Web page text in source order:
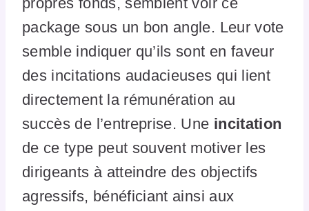
package sous un bon angle. Leur vote
semble indiquer qu’ils sont en faveur
des incitations audacieuses qui lient
directement la rémunération au
succès de l’entreprise. Une incitation
de ce type peut souvent motiver les
dirigeants à atteindre des objectifs
agressifs, bénéficiant ainsi aux